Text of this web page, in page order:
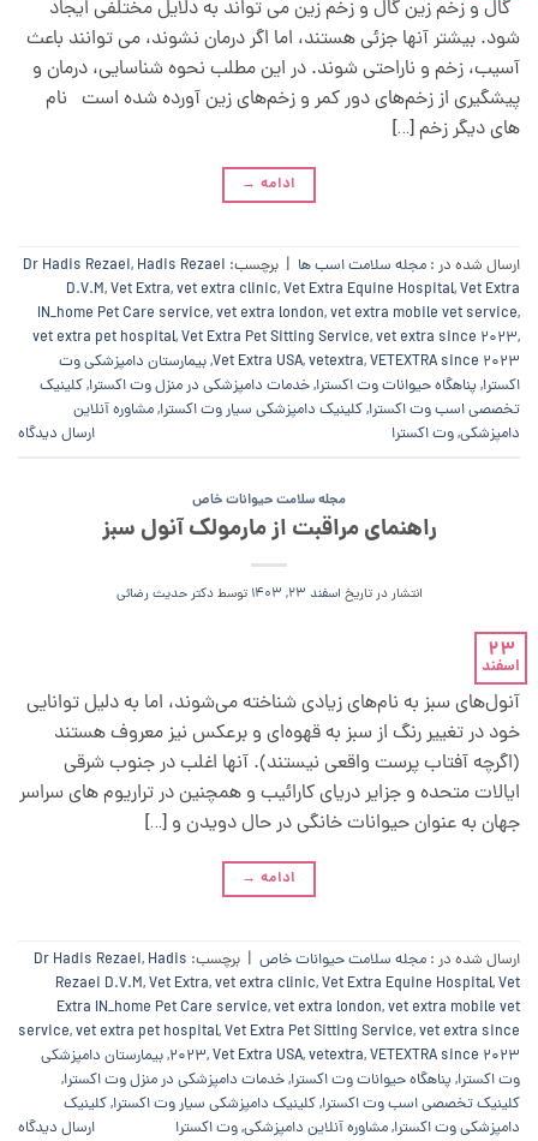
گال و زخم زین گال و زخم زین می تواند به دلایل مختلفی ایجاد
شود. بیشتر آنها جزئی هستند، اما اگر درمان نشوند، می توانند باعث
آسیب، زخم و ناراحتی شوند. در این مطلب نحوه شناسایی، درمان و
پیشگیری از زخم‌های دور کمر و زخم‌های زین آورده شده است نام
های دیگر زخم […]
ادامه →
ارسال شده در : مجله سلامت اسب ها | برچسب: Dr Hadis Rezaei, Hadis Rezaei
D.V.M,Vet Extra,vet extra clinic,Vet Extra Equine Hospital,Vet Extra
IN_home Pet Care service,vet extra london,vet extra mobile vet service,
vet extra pet hospital,Vet Extra Pet Sitting Service,vet extra since 2023,
Vet Extra USA,vetextra,VETEXTRA since 2023
,بیمارستان دامپزشکی وت
اکسترا,پناهگاه حیوانات وت اکسترا,خدمات دامپزشکی در منزل وت اکسترا,کلینیک
تخصصی اسب وت اکسترا,کلینیک دامپزشکی سیار وت اکسترا,مشاوره آنلاین
دامپزشکی,وت اکسترا ارسال دیدگاه
مجله سلامت حیوانات خاص
راهنمای مراقبت از مارمولک آنول سبز
انتشار در تاریخ اسفند 23, 1403 توسطدکتر حدیث رضائی
23
اسفند
آنول‌های سبز به نام‌های زیادی شناخته می‌شوند، اما به دلیل توانایی
خود در تغییر رنگ از سبز به قهوه‌ای و برعکس نیز معروف هستند
(اگرچه آفتاب پرست واقعی نیستند). آنها اغلب در جنوب شرقی
ایالات متحده و جزایر دریای کارائیب و همچنین در تراریوم های سراسر
جهان به عنوان حیوانات خانگی در حال دویدن و […]
ادامه →
ارسال شده در : مجله سلامت حیوانات خاص | برچسب: Dr Hadis Rezaei, Hadis
Rezaei D.V.M,Vet Extra,vet extra clinic,Vet Extra Equine Hospital,Vet
Extra IN_home Pet Care service,vet extra london,vet extra mobile vet
service,vet extra pet hospital,Vet Extra Pet Sitting Service,vet extra since
2023,Vet Extra USA,vetextra,VETEXTRA since 2023
,بیمارستان دامپزشکی
وت اکسترا,پناهگاه حیوانات وت اکسترا,خدمات دامپزشکی در منزل وت اکسترا,
کلینیک تخصصی اسب وت اکسترا,کلینیک دامپزشکی سیار وت اکسترا,کلینیک
دامپزشکی وت اکسترا,مشاوره آنلاین دامپزشکی,وت اکسترا ارسال دیدگاه